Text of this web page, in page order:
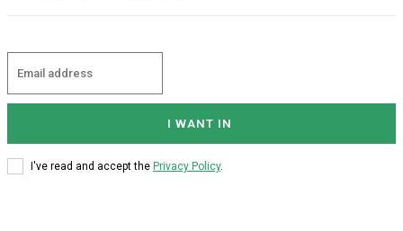
I WANT IN
I've read and accept the Privacy Policy.